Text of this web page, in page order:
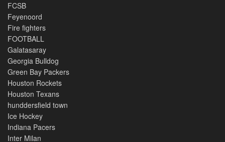
FCSB
Feyenoord
Fire fighters
FOOTBALL
Galatasaray
Georgia Bulldog
Green Bay Packers
Houston Rockets
Houston Texans
hunddersfield town
Ice Hockey
Indiana Pacers
Inter Milan